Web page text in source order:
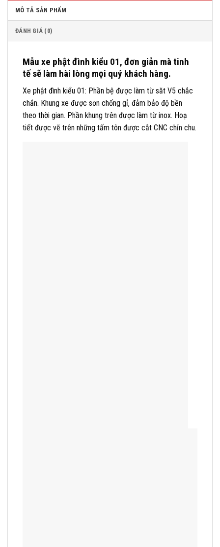
MÔ TẢ SẢN PHẨM
ĐÁNH GIÁ (0)
Mẫu xe phật đình kiểu 01, đơn giản mà tinh
tế sẽ làm hài lòng mọi quý khách hàng.
Xe phật đình kiểu 01: Phần bệ được làm từ săt V5 chắc
chắn. Khung xe được sơn chống gỉ, đảm bảo độ bền
theo thời gian. Phần khung trên được làm từ inox. Hoạ
tiết được vẽ trên những tấm tôn được cắt CNC chỉn chu.